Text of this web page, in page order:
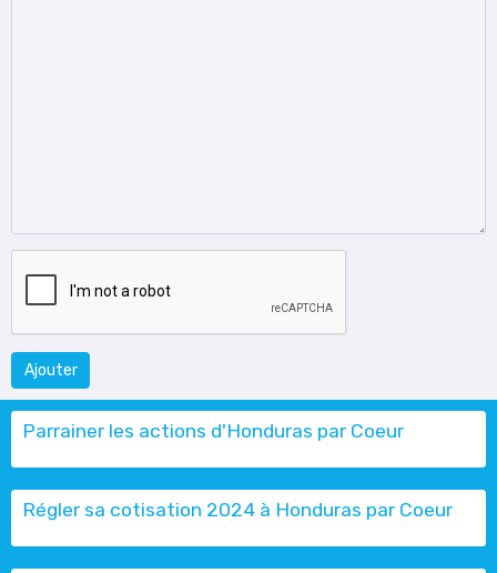
Ajouter
Parrainer les actions d'Honduras par Coeur
Régler sa cotisation 2024 à Honduras par Coeur